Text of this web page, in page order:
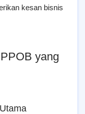
kesan bisnis
yang